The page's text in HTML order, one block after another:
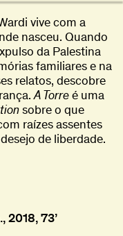
vive com a
nasceu. Quando
da Palestina
familiares e na
relatos, descobre
A Torreé uma
sobre o que
raízes assentes
de liberdade.
2018, 73’